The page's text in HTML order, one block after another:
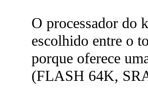
O processador do
escolhido entre o
porque oferece
(FLASH 64K,